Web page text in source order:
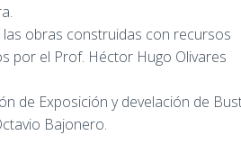
las obras construidas con recursos
por el Prof. Héctor Hugo Olivares
de Exposición y develación de
Bajonero.